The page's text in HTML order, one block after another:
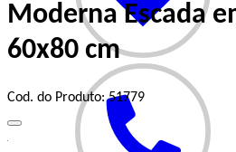
Moderna Escada
60x80 cm
Cod. do Produto: 51779